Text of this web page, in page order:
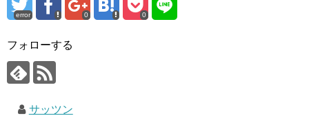
error 0 0
フォローする
サッツン